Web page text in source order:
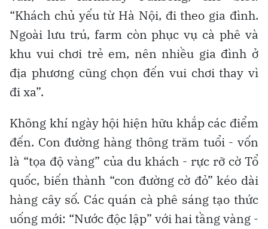
“Khách chủ yếu từ Hà Nội, đi theo gia đình.
Ngoài lưu trú, farm còn phục vụ cà phê và
khu vui chơi trẻ em, nên nhiều gia đình ở
địa phương cũng chọn đến vui chơi thay vì
đi xa”.
Không khí ngày hội hiện hữu khắp các điểm
đến. Con đường hàng thông trăm tuổi - vốn
là “tọa độ vàng” của du khách - rực rỡ cờ Tổ
quốc, biến thành “con đường cờ đỏ” kéo dài
hàng cây số. Các quán cà phê sáng tạo thức
uống mới: “Nước độc lập” với hai tầng vàng -